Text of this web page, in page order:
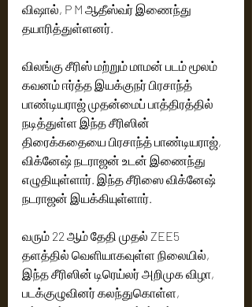
விஷால், P M ஆதீஸ்வர் இணைந்து
தயாரித்துள்ளனர்.
விலங்கு சீரிஸ் மற்றும் மாமன் படம் மூலம்
கவனம் ஈர்த்த இயக்குநர் பிரசாந்த்
பாண்டியராஜ் முதன்மைப் பாத்திரத்தில்
நடித்துள்ள இந்த சீரிஸின்
திரைக்கதையை பிரசாந்த் பாண்டியராஜ்,
விக்னேஷ் நடராஜன் உடன் இணைந்து
எழுதியுள்ளார். இந்த சீரிஸை விக்னேஷ்
நடராஜன் இயக்கியுள்ளார்.
வரும் 22 ஆம் தேதி முதல் ZEE5
தளத்தில் வெளியாகவுள்ள நிலையில்,
இந்த சீரிஸின் டிரெய்லர் அறிமுக விழா,
படக்குழுவினர் கலந்துகொள்ள,